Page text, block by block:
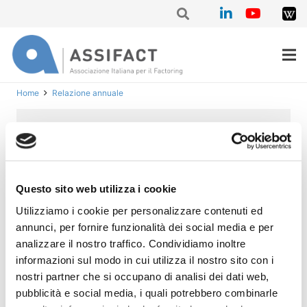
Questo sito web utilizza i cookie
Utilizziamo i cookie per personalizzare contenuti ed
annunci, per fornire funzionalità dei social media e per
analizzare il nostro traffico. Condividiamo inoltre
informazioni sul modo in cui utilizza il nostro sito con i
nostri partner che si occupano di analisi dei dati web,
pubblicità e social media, i quali potrebbero combinarle
Home Relazione annuale
Relazione annuale
sull’attività svolta
nell’esercizio
2017/2018
Assemblea Ordinaria del 20 giugno 2018 Leggi la
Relazione annuale sull’attività svolta da Assifact
nell’esercizio 2017/18 e le Relazioni degli anni
precedenti.